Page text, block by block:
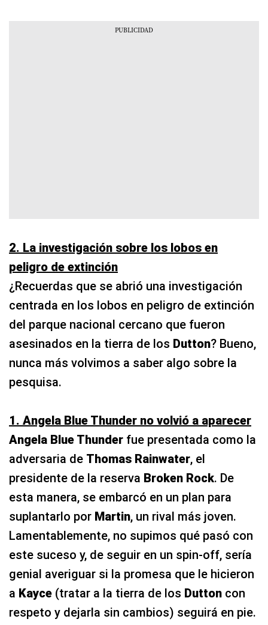
2. La investigación sobre los lobos en
peligro de extinción
¿Recuerdas que se abrió una investigación
centrada en los lobos en peligro de extinción
del parque nacional cercano que fueron
asesinados en la tierra de los Dutton? Bueno,
nunca más volvimos a saber algo sobre la
pesquisa.
1. Angela Blue Thunder no volvió a aparecer
Angela Blue Thunder fue presentada como la
adversaria de Thomas Rainwater, el
presidente de la reserva Broken Rock. De
esta manera, se embarcó en un plan para
suplantarlo por Martin, un rival más joven.
Lamentablemente, no supimos qué pasó con
este suceso y, de seguir en un spin-off, sería
genial averiguar si la promesa que le hicieron
a Kayce (tratar a la tierra de los Dutton con
respeto y dejarla sin cambios) seguirá en pie.